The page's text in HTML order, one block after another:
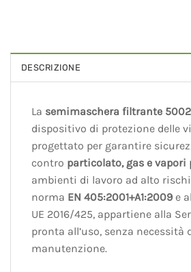
DESCRIZIONE
La semimaschera filtrante 5002
dispositivo di protezione delle
progettato per garantire
contro particolato, gas e vapori
ambienti di lavoro ad alto
norma EN 405:2001+A1:2009 e
UE 2016/425, appartiene alla
pronta all’uso, senza necessità
manutenzione.